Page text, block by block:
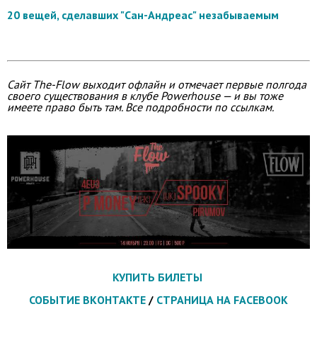
20 вещей, сделавших "Сан-Андреас" незабываемым
Сайт The-Flow выходит офлайн и отмечает первые полгода
своего существования в клубе Powerhouse — и вы тоже
имеете право быть там. Все подробности по ссылкам.
КУПИТЬ БИЛЕТЫ
СОБЫТИЕ ВКОНТАКТЕ / СТРАНИЦА НА FACEBOOK